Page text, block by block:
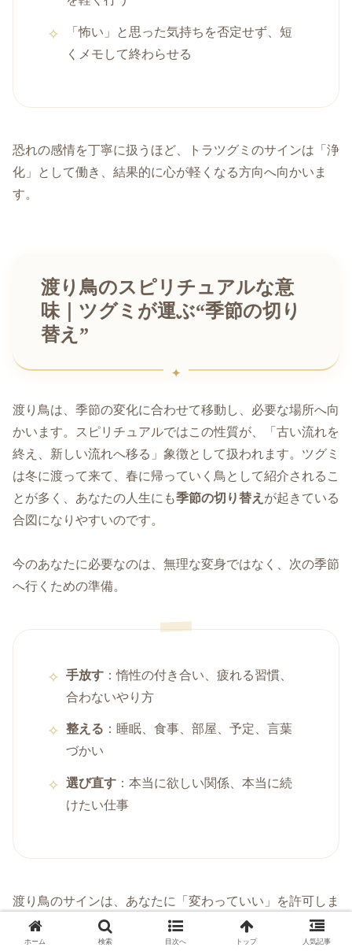
「怖い」と思った気持ちを否定せず、短
くメモして終わらせる
恐れの感情を丁寧に扱うほど、トラツグミのサインは「浄
化」として働き、結果的に心が軽くなる方向へ向かいま
す。
渡り鳥のスピリチュアルな意
味｜ツグミが運ぶ“季節の切り
替え”
渡り鳥は、季節の変化に合わせて移動し、必要な場所へ向
かいます。スピリチュアルではこの性質が、「古い流れを
終え、新しい流れへ移る」象徴として扱われます。ツグミ
は冬に渡って来て、春に帰っていく鳥として紹介されるこ
とが多く、あなたの人生にも季節の切り替え が起きている
合図になりやすいのです。
今のあなたに必要なのは、無理な変身ではなく、次の季節
へ行くための準備。
手放す ：惰性の付き合い、疲れる習慣、
合わないやり方
整える ：睡眠、食事、部屋、予定、言葉
づかい
選び直す ：本当に欲しい関係、本当に続
けたい仕事
渡り鳥のサインは、あなたに「変わっていい」を許可しま
す。
ホーム 検索 目次へ トップ 人気記事